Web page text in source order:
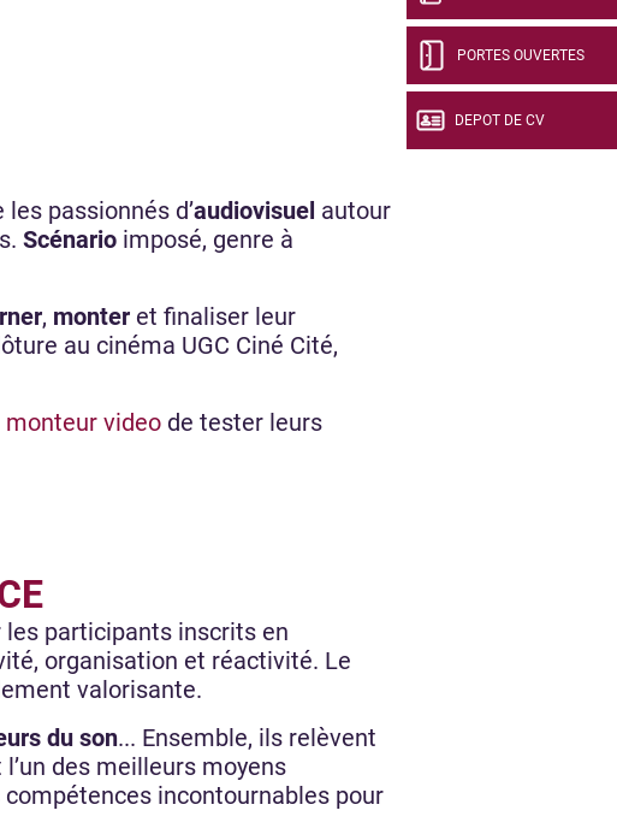
PORTES OUVERTES
DEPOT DE CV
passionnés d’audiovisuel autour
Scénario imposé, genre à
, monter et finaliser leur
au cinéma UGC Ciné Cité,
video de tester leurs
les participants inscrits en
organisation et réactivité. Le
valorisante.
du son... Ensemble, ils relèvent
des meilleurs moyens
incontournables pour